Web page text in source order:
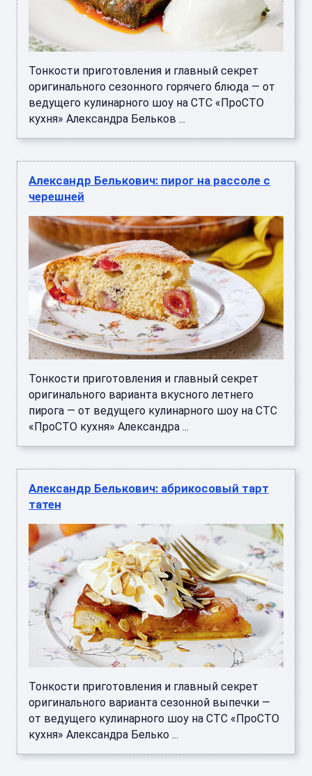
Тонкости приготовления и главный секрет
оригинального сезонного горячего блюда — от
ведущего кулинарного шоу на СТС «ПроСТО
кухня» Александра Бельков ...
Александр Белькович: пирог на рассоле с
черешней
Тонкости приготовления и главный секрет
оригинального варианта вкусного летнего
пирога — от ведущего кулинарного шоу на СТС
«ПроСТО кухня» Александра ...
Александр Белькович: абрикосовый тарт
татен
Тонкости приготовления и главный секрет
оригинального варианта сезонной выпечки —
от ведущего кулинарного шоу на СТС «ПроСТО
кухня» Александра Белько ...